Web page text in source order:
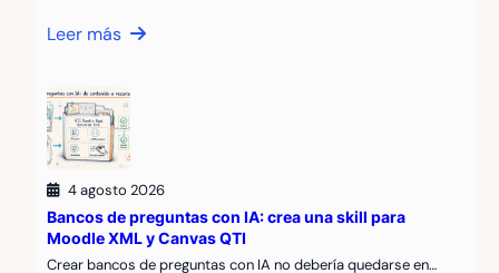
Leer más
4 agosto 2026
Bancos de preguntas con IA: crea una skill para
Moodle XML y Canvas QTI
Crear bancos de preguntas con IA no debería quedarse en…